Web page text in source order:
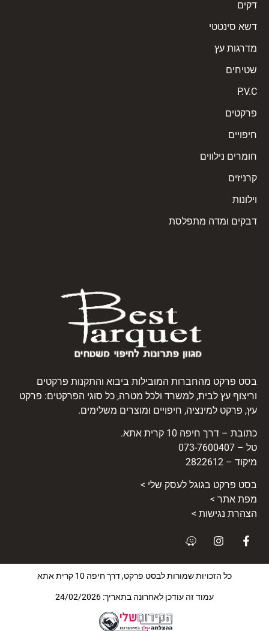
דקים
דשא סינטטי
מדרגות עץ
שטיחים
P.V.C
פרקטים
חיפויים
חומרים נילווים
קרניזים
וילונות
דבקים ומדה מתפלסת
בסט פרקט מהחברות המובילות ביבוא והתקנות פרקטים
וריצוף עץ לבית, למשרד ולכל מטרה, כל סוגי הפרקטים: פרקט
עץ, פרקט למינציה, חיפויים ומוצרים משלימים.
כתובת – דרך חיפה 10 קרית אתא.
טל – 073-7600407
מיקוד – 2822612
בסט פרקט בגוגל לעסק שלי >
מפת אתר >
הצהרת נגישות >
כל הזכויות שמורות לבסט פרקט, דרך חיפה 10 קרית אתא
עמוד זה עודכן לאחרונה בתאריך: 24/02/2026